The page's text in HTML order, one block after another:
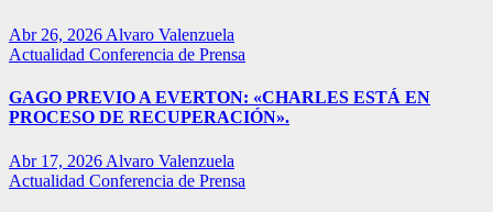
Abr 26, 2026 Alvaro Valenzuela
Actualidad Conferencia de Prensa
GAGO PREVIO A EVERTON: «CHARLES ESTÁ EN
PROCESO DE RECUPERACIÓN».
Abr 17, 2026 Alvaro Valenzuela
Actualidad Conferencia de Prensa